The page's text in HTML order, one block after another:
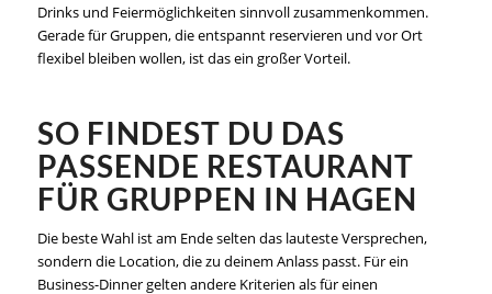
Drinks und Feiermöglichkeiten sinnvoll zusammenkommen.
Gerade für Gruppen, die entspannt reservieren und vor Ort
flexibel bleiben wollen, ist das ein großer Vorteil.
SO FINDEST DU DAS
PASSENDE RESTAURANT
FÜR GRUPPEN IN HAGEN
Die beste Wahl ist am Ende selten das lauteste Versprechen,
sondern die Location, die zu deinem Anlass passt. Für ein
Business-Dinner gelten andere Kriterien als für einen